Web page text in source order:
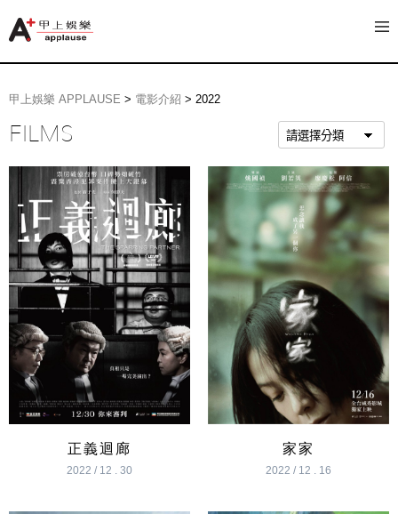
甲上娛樂 APPLAUSE > 電影介紹 > 2022
FILMS
正義迴廊
2022 / 12 . 30
家家
2022 / 12 . 16